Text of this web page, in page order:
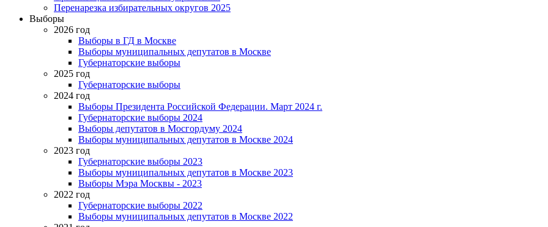
Перенарезка избирательных округов 2025
Выборы
2026 год
Выборы в ГД в Москве
Выборы муниципальных депутатов в Москве
Губернаторские выборы
2025 год
Губернаторские выборы
2024 год
Выборы Президента Российской Федерации. Март 2024 г.
Губернаторские выборы 2024
Выборы депутатов в Мосгордуму 2024
Выборы муниципальных депутатов в Москве 2024
2023 год
Губернаторские выборы 2023
Выборы муниципальных депутатов в Москве 2023
Выборы Мэра Москвы - 2023
2022 год
Губернаторские выборы 2022
Выборы муниципальных депутатов в Москве 2022